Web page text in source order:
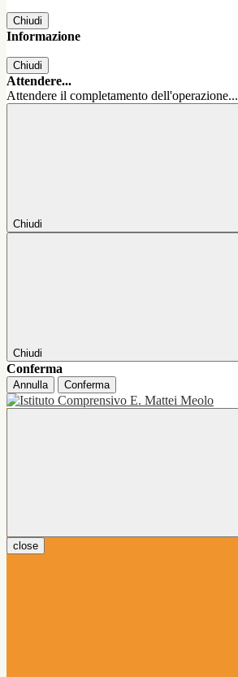
Chiudi
Informazione
Chiudi
Attendere...
Attendere il completamento dell'operazione...
Chiudi
Chiudi
Conferma
Annulla Conferma
close